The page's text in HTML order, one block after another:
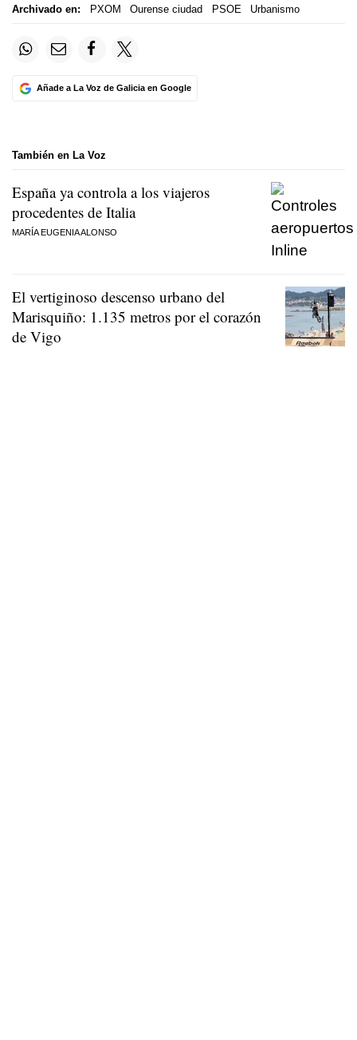
Archivado en: PXOM Ourense ciudad PSOE Urbanismo
Añade a La Voz de Galicia en Google
También en La Voz
España ya controla a los viajeros
procedentes de Italia
MARÍA EUGENIA ALONSO
El vertiginoso descenso urbano del
Marisquiño: 1.135 metros por el corazón
de Vigo